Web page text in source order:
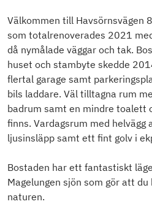
Välkommen till Havsörnsvägen
som totalrenoverades 2021
då nymålade väggar och tak.
huset och stambyte skedde
flertal garage samt
bils laddare. Väl tilltagna rum
badrum samt en mindre toalett
finns. Vardagsrum med helvägg
ljusinsläpp samt ett fint golv i
Bostaden har ett fantastiskt
Magelungen sjön som gör att du
naturen.